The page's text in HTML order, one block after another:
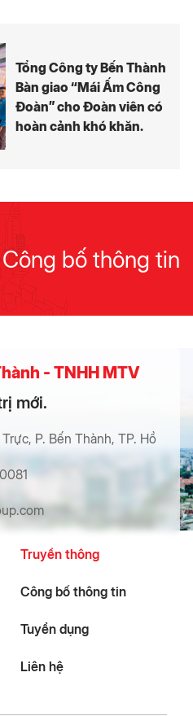
Tổng Công ty Bến Thành
Bàn giao “Mái Ấm Công
Đoàn” cho Đoàn viên có
hoàn cảnh khó khăn.
Công bố thông tin
- TNHH MTV
mới.
P. Bến Thành, TP. Hồ
Truyền thông
Công bố thông tin
Tuyển dụng
Liên hệ